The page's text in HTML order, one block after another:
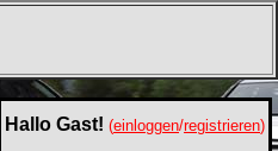
Hallo Gast! (einloggen/registrieren)